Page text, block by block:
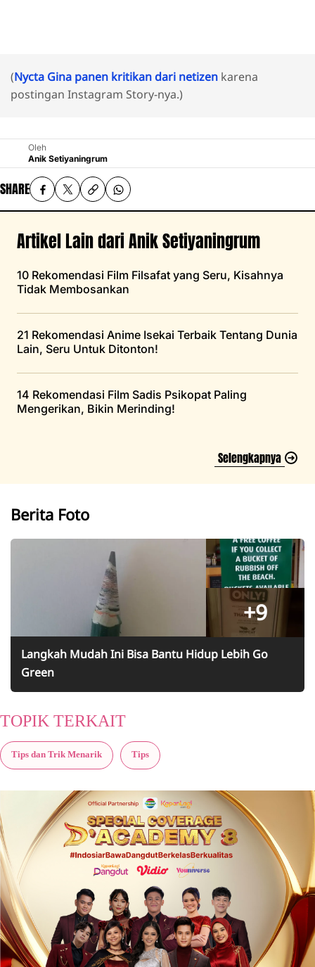
(Nycta Gina panen kritikan dari netizen karena
postingan Instagram Story-nya.)
Oleh
Anik Setiyaningrum
SHARE
Artikel Lain dari Anik Setiyaningrum
10 Rekomendasi Film Filsafat yang Seru, Kisahnya
Tidak Membosankan
21 Rekomendasi Anime Isekai Terbaik Tentang Dunia
Lain, Seru Untuk Ditonton!
14 Rekomendasi Film Sadis Psikopat Paling
Mengerikan, Bikin Merinding!
Selengkapnya
Berita Foto
+9
Langkah Mudah Ini Bisa Bantu Hidup Lebih Go
Green
TOPIK TERKAIT
Tips dan Trik Menarik Tips